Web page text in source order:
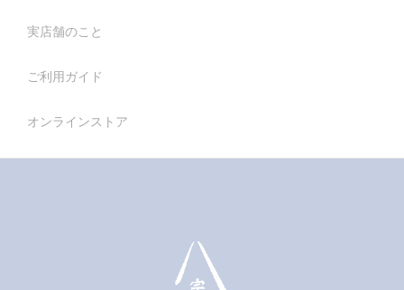
実店舗のこと
ご利用ガイド
オンラインストア